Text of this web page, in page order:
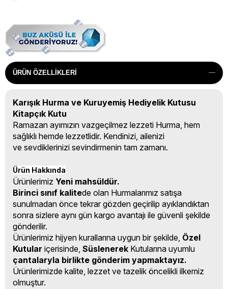
ÜRÜN ÖZELLIKLERI
Karışık Hurma ve Kuruyemiş Hediyelik Kutusu
Kitapçık Kutu
Ramazan ayımızın vazgeçilmez lezzeti Hurma, hem
sağlıklı hemde lezzetlidir. Kendinizi, ailenizi
ve sevdiklerinizi sevindirmenin tam zamanı.
Ürün Hakkında
Ürünlerimiz Yeni mahsüldür.
Birinci sınıf kalitede olan Hurmalarımız satışa
sunulmadan önce tekrar gözden geçirilip ayıklandıktan
sonra sizlere aynı gün kargo avantajı ile güvenli şekilde
gönderilir.
Ürünlerimiz hijyen kurallarına uygun bir şekilde, Özel
Kutular içerisinde, Süslenerek Kutularına uyumlu
çantalaryla birlikte gönderim yapmaktayız.
Ürünlerimizde kalite, lezzet ve tazelik öncelikli ilkemiz
olmuştur.